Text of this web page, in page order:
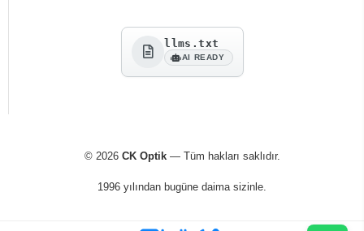
llms.txt
AI READY
© 2026 CK Optik— Tüm hakları saklıdır.
1996 yılından bugüne daima sizinle.